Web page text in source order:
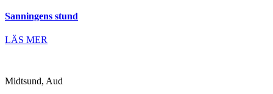
Sanningens stund
LÄS MER
Midtsund, Aud